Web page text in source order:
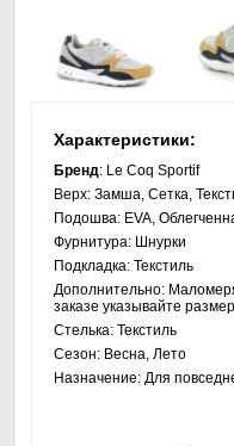
Характеристики:
Бренд: Le Coq Sportif
Верх:Замша, Сетка,
Подошва: EVA,
Фурнитура: Шнурки
Подкладка:Текстиль
Дополнительно:
заказе указывайте
Стелька:Текстиль
Сезон: Весна, Лето
Назначение: Для